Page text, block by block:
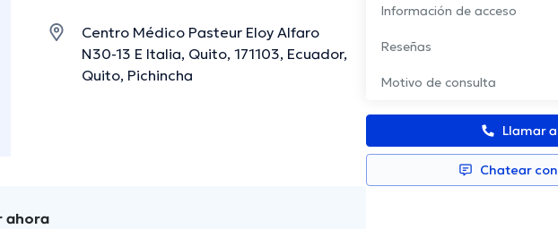
Información de acceso
Reseñas
Motivo de consulta
Llamar
Chatear
Centro Médico Pasteur Eloy Alfaro
N30-13 E Italia, Quito, 171103, Ecuador,
Quito, Pichincha
ahora